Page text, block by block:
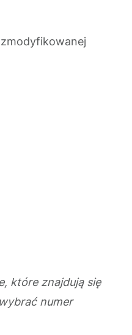
zmodyfikowanej
które znajdują się
numer